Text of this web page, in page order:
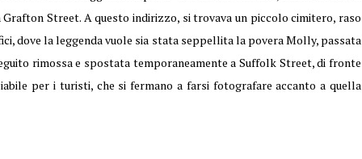
Street. A questo indirizzo, si trovava un piccolo cimitero, raso
dove la leggenda vuole sia stata seppellita la povera Molly, passata
rimossa e spostata temporaneamente a Suffolk Street, di fronte
per i turisti, che si fermano a farsi fotografare accanto a quella